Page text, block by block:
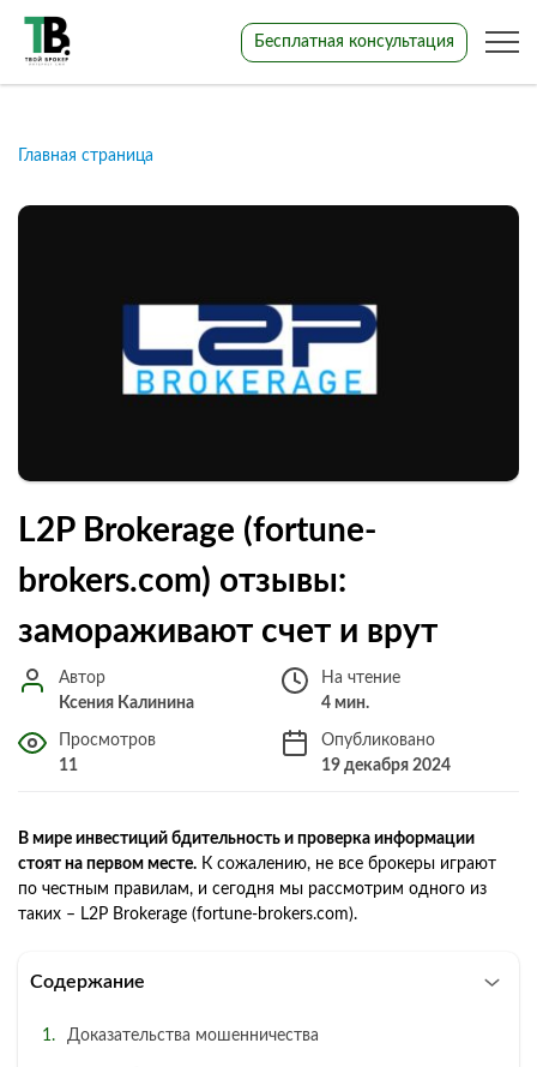
Бесплатная консультация
Главная страница
L2P Brokerage (fortune-
brokers.com) отзывы:
замораживают счет и врут
Автор
Ксения Калинина
На чтение
4 мин.
Просмотров
11
Опубликовано
19 декабря 2024
В мире инвестиций бдительность и проверка информации
стоят на первом месте. К сожалению, не все брокеры играют
по честным правилам, и сегодня мы рассмотрим одного из
таких – L2P Brokerage (fortune-brokers.com).
Содержание
Доказательства мошенничества